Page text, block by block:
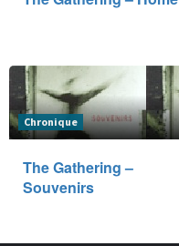
Chronique
The Gathering –
Souvenirs